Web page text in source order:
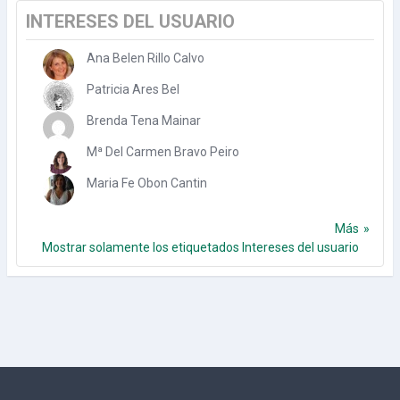
INTERESES DEL USUARIO
Ana Belen Rillo Calvo
Patricia Ares Bel
Brenda Tena Mainar
Mª Del Carmen Bravo Peiro
Maria Fe Obon Cantin
Más
Mostrar solamente los etiquetados Intereses del usuario